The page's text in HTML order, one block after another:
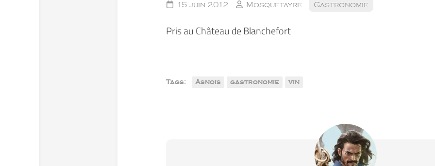
15 juin 2012 Mosquetayre Gastronomie
Pris au Château de Blanchefort
Tags: Asnois gastronomie vin